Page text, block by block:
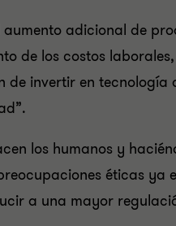
adicional de
de los costos
de invertir en
los humanos y
éticas
a una mayor